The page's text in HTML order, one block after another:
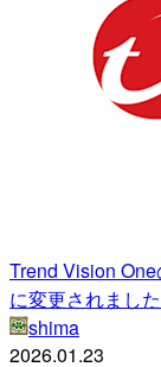
Trend Vision
に変更されました
shima
2026.01.23